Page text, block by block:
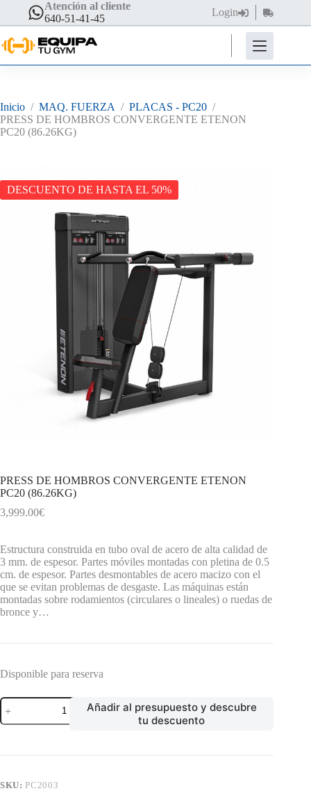
contenido
Atención al cliente
640-51-41-45
Login
Carro
de
compra
Inicio / MAQ. FUERZA / PLACAS - PC20 /
PRESS DE HOMBROS CONVERGENTE ETENON
PC20 (86.26KG)
DESCUENTO DE HASTA EL 50%
PRESS DE HOMBROS CONVERGENTE ETENON
PC20 (86.26KG)
3,999.00€
Estructura construida en tubo oval de acero de alta calidad de
3 mm. de espesor. Partes móviles montadas con pletina de 0.5
cm. de espesor. Partes desmontables de acero macizo con el
que se evitan problemas de desgaste. Las máquinas están
montadas sobre rodamientos (circulares o lineales) o ruedas de
bronce y…
Disponible para reserva
PRESS
DE
HOMBROS
cantidad
Añadir al presupuesto y descubre
tu descuento
SKU: PC2003